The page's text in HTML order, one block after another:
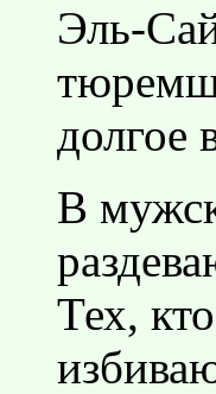
Эль-
долгое
В
Тех,